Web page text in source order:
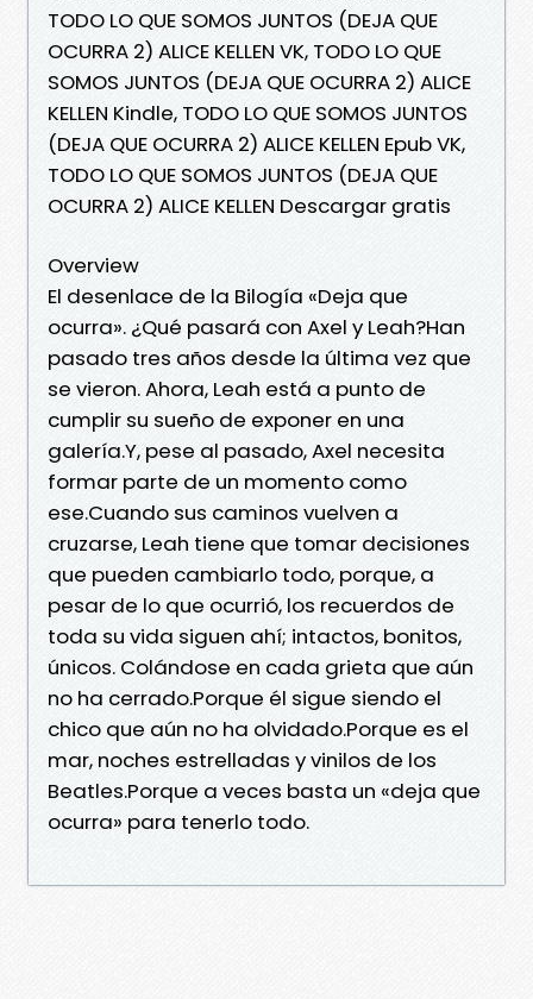
TODO LO QUE SOMOS JUNTOS (DEJA QUE
OCURRA 2) ALICE KELLEN VK, TODO LO QUE
SOMOS JUNTOS (DEJA QUE OCURRA 2) ALICE
KELLEN Kindle, TODO LO QUE SOMOS JUNTOS
(DEJA QUE OCURRA 2) ALICE KELLEN Epub VK,
TODO LO QUE SOMOS JUNTOS (DEJA QUE
OCURRA 2) ALICE KELLEN Descargar gratis
Overview
El desenlace de la Bilogía «Deja que
ocurra». ¿Qué pasará con Axel y Leah?Han
pasado tres años desde la última vez que
se vieron. Ahora, Leah está a punto de
cumplir su sueño de exponer en una
galería.Y, pese al pasado, Axel necesita
formar parte de un momento como
ese.Cuando sus caminos vuelven a
cruzarse, Leah tiene que tomar decisiones
que pueden cambiarlo todo, porque, a
pesar de lo que ocurrió, los recuerdos de
toda su vida siguen ahí; intactos, bonitos,
únicos. Colándose en cada grieta que aún
no ha cerrado.Porque él sigue siendo el
chico que aún no ha olvidado.Porque es el
mar, noches estrelladas y vinilos de los
Beatles.Porque a veces basta un «deja que
ocurra» para tenerlo todo.